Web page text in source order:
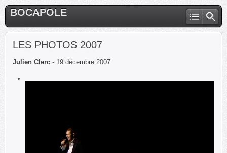
BOCAPOLE
LES PHOTOS 2007
Julien Clerc - 19 décembre 2007